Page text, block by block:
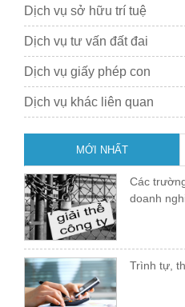
Dịch vụ sở hữu trí tuệ
Dịch vụ tư vấn đất đai
Dịch vụ giấy phép con
Dịch vụ khác liên quan
MỚI NHẤT
Các
doanh
Trình tự,